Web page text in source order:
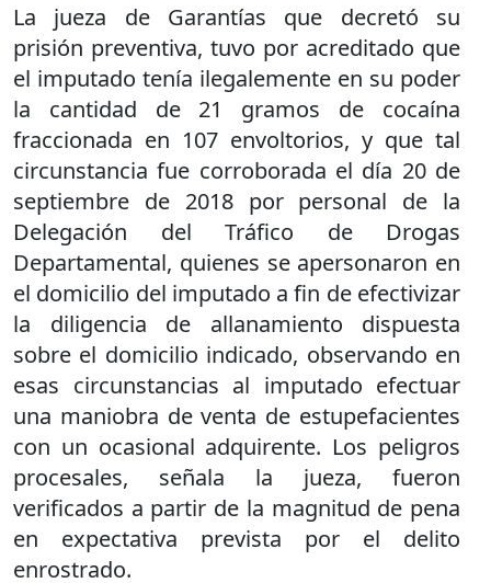
La jueza de Garantías que decretó su
prisión preventiva, tuvo por acreditado que
el imputado tenía ilegalemente en su poder
la cantidad de 21 gramos de cocaína
fraccionada en 107 envoltorios, y que tal
circunstancia fue corroborada el día 20 de
septiembre de 2018 por personal de la
Delegación del Tráfico de Drogas
Departamental, quienes se apersonaron en
el domicilio del imputado a fin de efectivizar
la diligencia de allanamiento dispuesta
sobre el domicilio indicado, observando en
esas circunstancias al imputado efectuar
una maniobra de venta de estupefacientes
con un ocasional adquirente. Los peligros
procesales, señala la jueza, fueron
verificados a partir de la magnitud de pena
en expectativa prevista por el delito
enrostrado.